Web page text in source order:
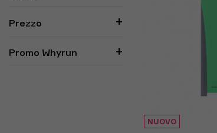
Prezzo
Promo Whyrun
NUOVO